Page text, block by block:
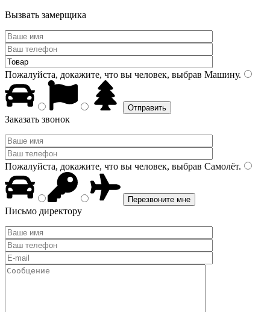
Вызвать замерщика
Пожалуйста, докажите, что вы человек, выбрав Машину.
Заказать звонок
Пожалуйста, докажите, что вы человек, выбрав Самолёт.
Письмо директору